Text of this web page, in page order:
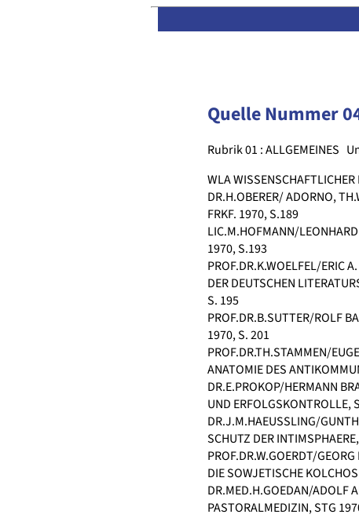
Quelle Nummer
Rubrik 01 : ALLGEMEINES
WLA
DR.H.OBERER/ ADORNO,
FRKF. 1970, S.189
LIC.M.HOFMANN/
1970, S.193
PROF.DR.K.WOELFEL/ERIC
DER DEUTSCHEN
S. 195
PROF.DR.B.SUTTER/ROLF
1970, S. 201
PROF.DR.TH.STAMMEN/
ANATOMIE DES
DR.E.PROKOP/HERMANN
UND ERFOLGSKONTROLLE,
DR.J.M.HAEUSSLING/
SCHUTZ DER
PROF.DR.W.GOERDT/
DIE SOWJETISCHE
DR.MED.H.GOEDAN/ADOLF
PASTORALMEDIZIN, STG